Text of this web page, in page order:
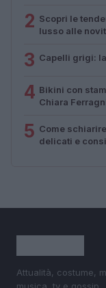
2 Scopri le
lusso alle
3 Capelli grigi:
4 Bikini con
Chiara
5 Come
delicati e
Attualità, costume,